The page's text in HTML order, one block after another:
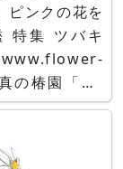
ピンクの花を